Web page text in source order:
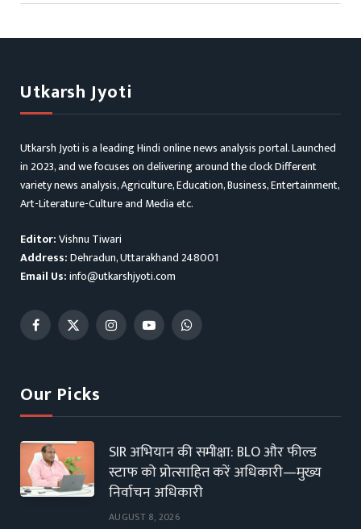
Utkarsh Jyoti
Utkarsh Jyoti is a leading Hindi online news analysis portal. Launched
in 2023, and we focuses on delivering around the clock Different
variety news analysis, Agriculture, Education, Business, Entertainment,
Art-Literature-Culture and Media etc.
Editor:Vishnu Tiwari
Address:Dehradun, Uttarakhand 248001
Email Us:info@utkarshjyoti.com
Facebook
X
InstagramYouTubeWhatsApp
Our Picks
SIR अभियान की समीक्षा: BLO और फील्ड
स्टाफ को प्रोत्साहित करें अधिकारी—मुख्य
निर्वाचन अधिकारी
AUGUST 8, 2026